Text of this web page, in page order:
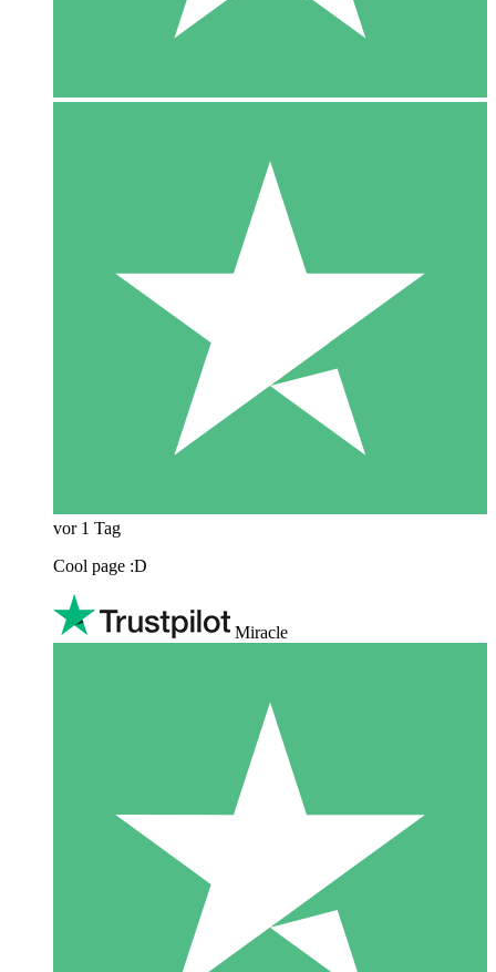
vor 1 Tag
Cool page :D
Miracle